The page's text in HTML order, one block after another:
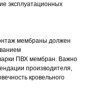
эксплуатационных
мембраны должен
ПВХ мембран. Важно
производителя,
кровельного